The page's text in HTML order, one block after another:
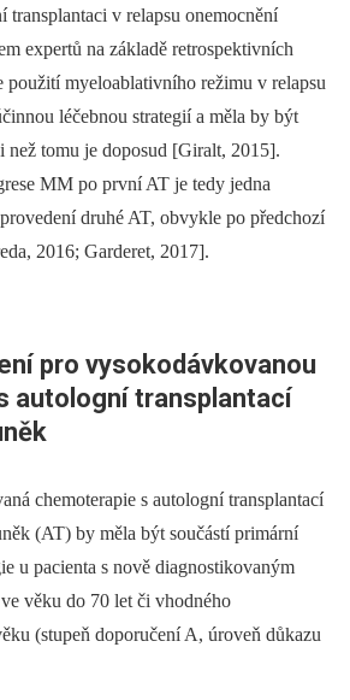
v relapsu onemocnění
expertů na základě retrospektivních
použití myeloablativního režimu v relapsu
léčebnou strategií a měla by být
než tomu je doposud [Giralt, 2015].
MM po první AT je tedy jedna
druhé AT, obvykle po předchozí
2016; Garderet, 2017].
pro vysokodávkovanou
autologní transplantací
chemoterapie s autologní transplantací
(AT) by měla být součástí primární
u pacienta s nově diagnostikovaným
věku do 70 let či vhodného
(stupeň doporučení A, úroveň důkazu